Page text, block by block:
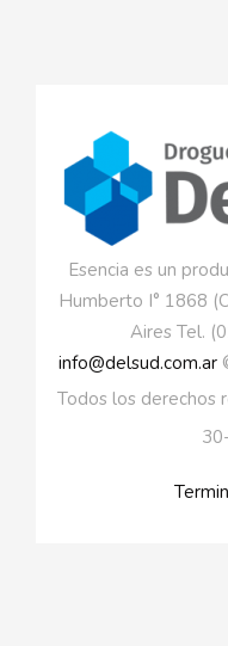
Esencia es un
Humberto I° 1868
Aires Tel.
info@delsud.com.ar
Todos los derechos